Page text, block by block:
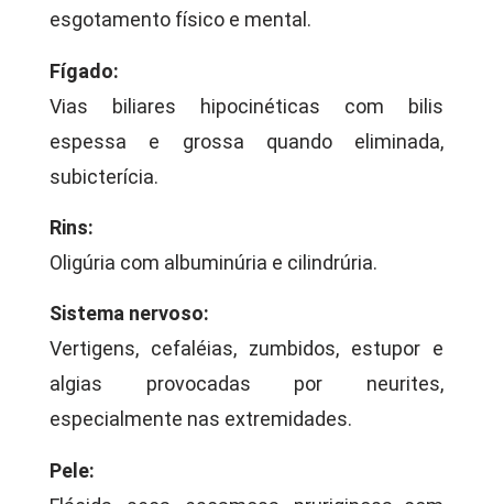
esgotamento físico e mental.
Fígado:
Vias biliares hipocinéticas com bilis
espessa e grossa quando eliminada,
subicterícia.
Rins:
Oligúria com albuminúria e cilindrúria.
Sistema nervoso:
Vertigens, cefaléias, zumbidos, estupor e
algias provocadas por neurites,
especialmente nas extremidades.
Pele: